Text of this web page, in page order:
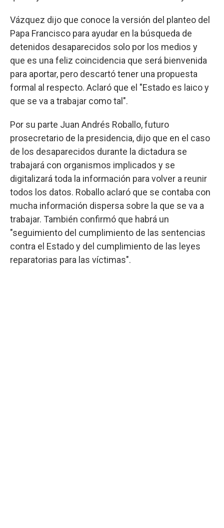
Vázquez dijo que conoce la versión del planteo del
Papa Francisco para ayudar en la búsqueda de
detenidos desaparecidos solo por los medios y
que es una feliz coincidencia que será bienvenida
para aportar, pero descartó tener una propuesta
formal al respecto. Aclaró que el "Estado es laico y
que se va a trabajar como tal".
Por su parte Juan Andrés Roballo, futuro
prosecretario de la presidencia, dijo que en el caso
de los desaparecidos durante la dictadura se
trabajará con organismos implicados y se
digitalizará toda la información para volver a reunir
todos los datos. Roballo aclaró que se contaba con
mucha información dispersa sobre la que se va a
trabajar. También confirmó que habrá un
"seguimiento del cumplimiento de las sentencias
contra el Estado y del cumplimiento de las leyes
reparatorias para las víctimas".